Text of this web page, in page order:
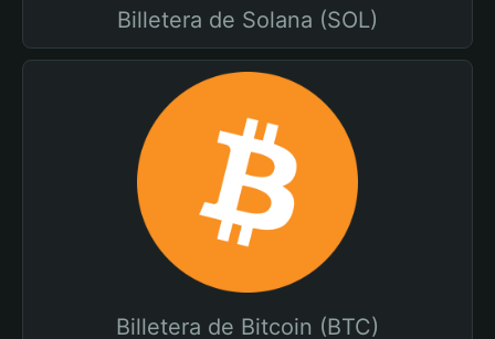
Billetera de Solana (SOL)
Billetera de Bitcoin (BTC)